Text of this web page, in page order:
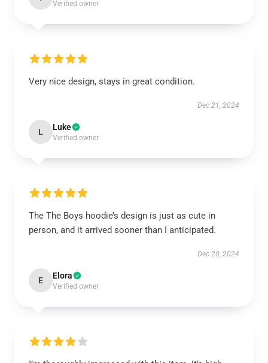
Verified owner
Very nice design, stays in great condition.
Dec 21, 2024
L Luke
Verified owner
The The Boys hoodie’s design is just as cute in
person, and it arrived sooner than I anticipated.
Dec 20, 2024
E Elora
Verified owner